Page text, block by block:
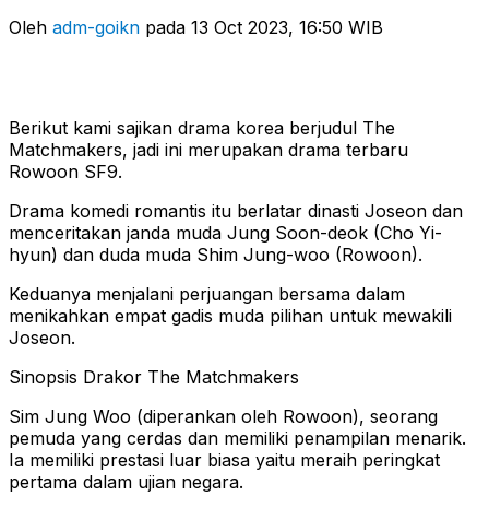
Oleh adm-goikn pada 13 Oct 2023, 16:50 WIB
Berikut kami sajikan drama korea berjudul The
Matchmakers, jadi ini merupakan drama terbaru
Rowoon SF9.
Drama komedi romantis itu berlatar dinasti Joseon dan
menceritakan janda muda Jung Soon-deok (Cho Yi-
hyun) dan duda muda Shim Jung-woo (Rowoon).
Keduanya menjalani perjuangan bersama dalam
menikahkan empat gadis muda pilihan untuk mewakili
Joseon.
Sinopsis Drakor The Matchmakers
Sim Jung Woo (diperankan oleh Rowoon), seorang
pemuda yang cerdas dan memiliki penampilan menarik.
Ia memiliki prestasi luar biasa yaitu meraih peringkat
pertama dalam ujian negara.